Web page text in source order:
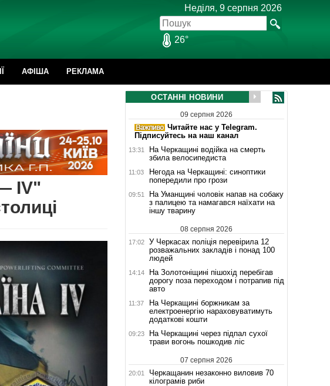
Неділя, 9 серпня 2026
26°
АФІША РЕКЛАМА
IV"
ОСТАННІ НОВИНИ
09 серпня 2026
Читайте нас у Telegram.
Підписуйтесь на наш канал
13:31
На Черкащині водійка на смерть
збила велосипедиста
11:03
Негода на Черкащині: синоптики
попередили про грози
09:51
На Уманщині чоловік напав на собаку
з палицею та намагався наїхати на
іншу тварину
08 серпня 2026
17:02
У Черкасах поліція перевірила 12
розважальних закладів і понад 100
людей
14:14
На Золотоніщині пішохід перебігав
дорогу поза переходом і потрапив під
авто
11:37
На Черкащині боржникам за
електроенергію нараховуватимуть
додаткові кошти
09:23
На Черкащині через підпал сухої
трави вогонь пошкодив ліс
07 серпня 2026
20:01
Черкащанин незаконно виловив 70
кілограмів риби